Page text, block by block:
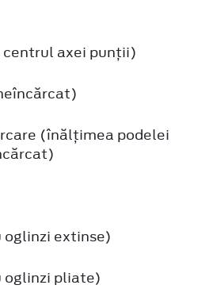
axei punții)
(înălțimea podelei
extinse)
pliate)